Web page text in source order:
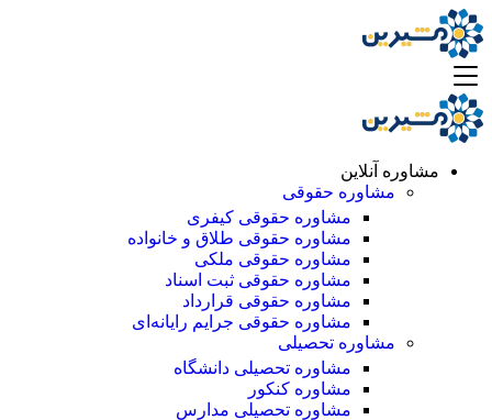
مشاوره آنلاین
مشاوره حقوقی
مشاوره حقوقی کیفری
مشاوره حقوقی طلاق و خانواده
مشاوره حقوقی ملکی
مشاوره حقوقی ثبت اسناد
مشاوره حقوقی قرارداد
مشاوره حقوقی جرایم رایانه‌ای
مشاوره تحصیلی
مشاوره تحصیلی دانشگاه
مشاوره کنکور
مشاوره تحصیلی مدارس